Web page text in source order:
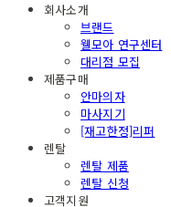
회사소개
브랜드
웰모아 연구센터
대리점 모집
제품구매
안마의자
마사지기
[재고한정]리퍼
렌탈
렌탈 제품
렌탈 신청
고객지원